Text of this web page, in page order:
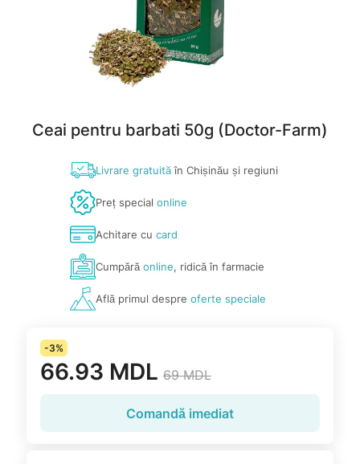
Ceai pentru barbati 50g (Doctor-Farm)
Livrare gratuităîn Chișinău și regiuni
Preț special online
Achitare cu card
Cumpărăonline, ridică în farmacie
Află primul despre oferte speciale
-3%
66.93 MDL 69 MDL
Comandă imediat